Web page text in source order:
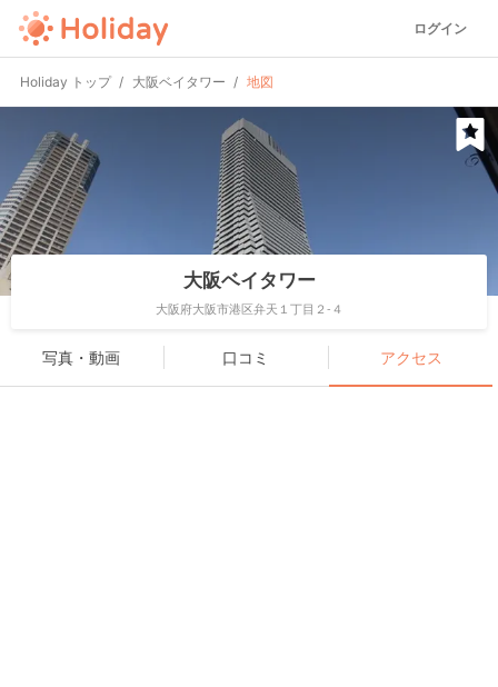
ログイン
Holiday トップ 大阪ベイタワー 地図
大阪ベイタワー
大阪府大阪市港区弁天１丁目２-４
写真・動画 口コミ アクセス